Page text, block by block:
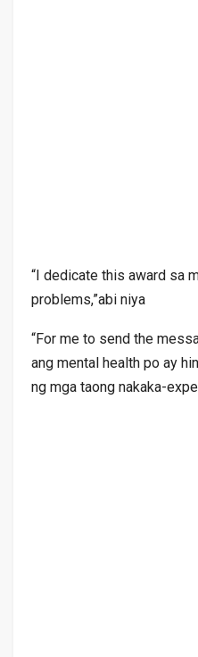
“I dedicate this award sa
problems,”abi niya
“For me to send the
ang mental health po ay
ng mga taong nakaka-